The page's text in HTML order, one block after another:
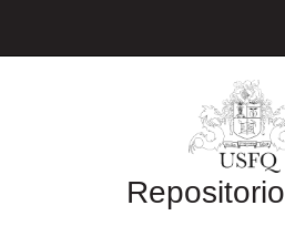
Repositorio